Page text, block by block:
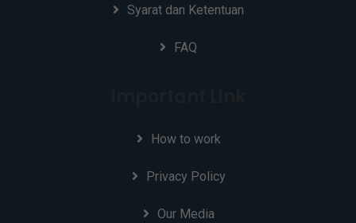
Syarat dan Ketentuan
FAQ
How to work
Privacy Policy
Our Media